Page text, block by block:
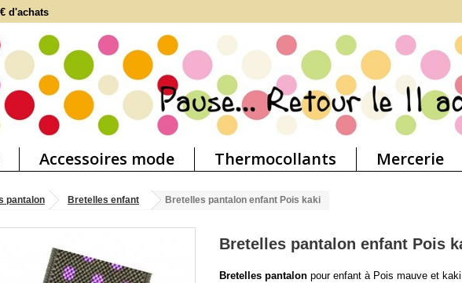
d'achats
Accessoires mode Thermocollants Mercerie
pantalon Bretelles enfant Bretelles pantalon enfant Pois kaki
Bretelles pantalon enfant Pois
Bretelles pantalon pour enfant à Pois mauve et